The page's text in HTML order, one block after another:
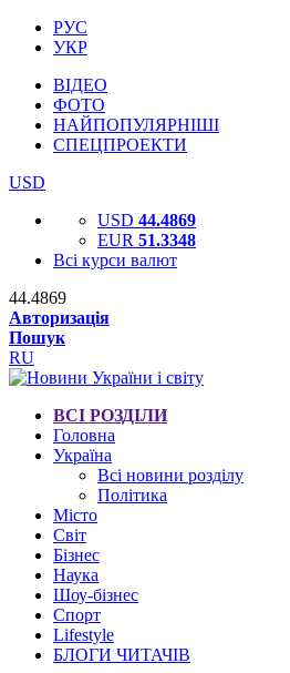
РУС
УКР
ВІДЕО
ФОТО
НАЙПОПУЛЯРНІШІ
СПЕЦПРОЕКТИ
USD
USD 44.4869
EUR 51.3348
Всі курси валют
44.4869
Авторизація
Пошук
RU
ВСІ РОЗДІЛИ
Головна
Україна
Всі новини розділу
Політика
Місто
Світ
Бізнес
Наука
Шоу-бізнес
Спорт
Lifestyle
БЛОГИ ЧИТАЧІВ